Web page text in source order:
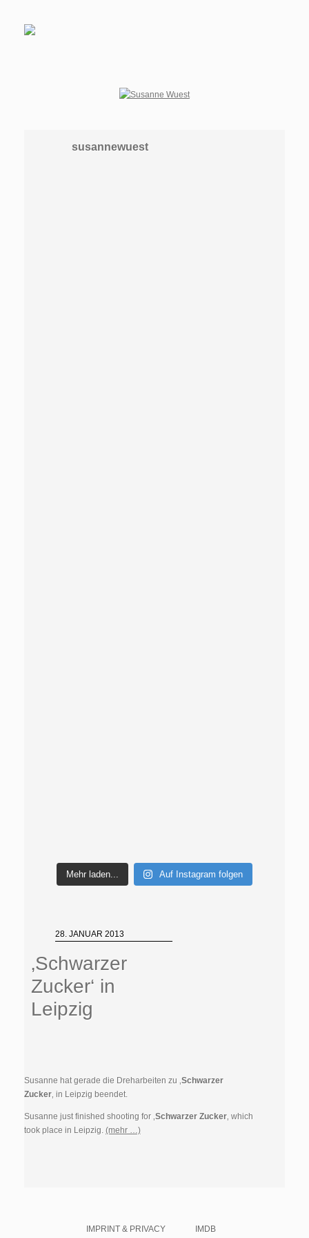
susannewuest
Mehr laden... Auf Instagram folgen
28. JANUAR 2013
‚Schwarzer
Zucker‘ in
Leipzig
Susanne hat gerade die Dreharbeiten zu ‚Schwarzer
Zucker‚ in Leipzig beendet.
Susanne just finished shooting for ‚Schwarzer Zucker‚ which
took place in Leipzig. (mehr …)
IMPRINT & PRIVACY IMDB